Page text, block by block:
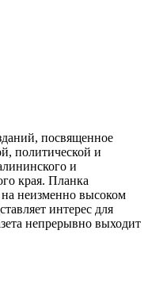
посвященное
политической и
и
края. Планка
на неизменно высоком
интерес для
непрерывно выходит